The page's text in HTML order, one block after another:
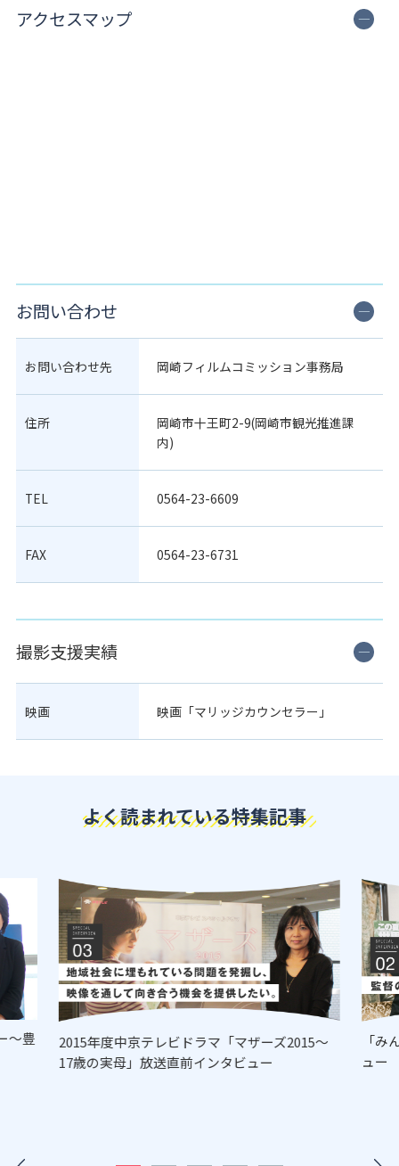
アクセスマップ
お問い合わせ
お問い合わせ先 岡崎フィルムコミッション事務局
住所
岡崎市十王町2-9(岡崎市観光推進課
内)
TEL 0564-23-6609
FAX 0564-23-6731
撮影支援実績
映画 映画「マリッジカウンセラー」
よく読まれている特集記事
～豊
2015年度中京テレビドラマ「マザーズ2015～
17歳の実母」放送直前インタビュー
「
ュー